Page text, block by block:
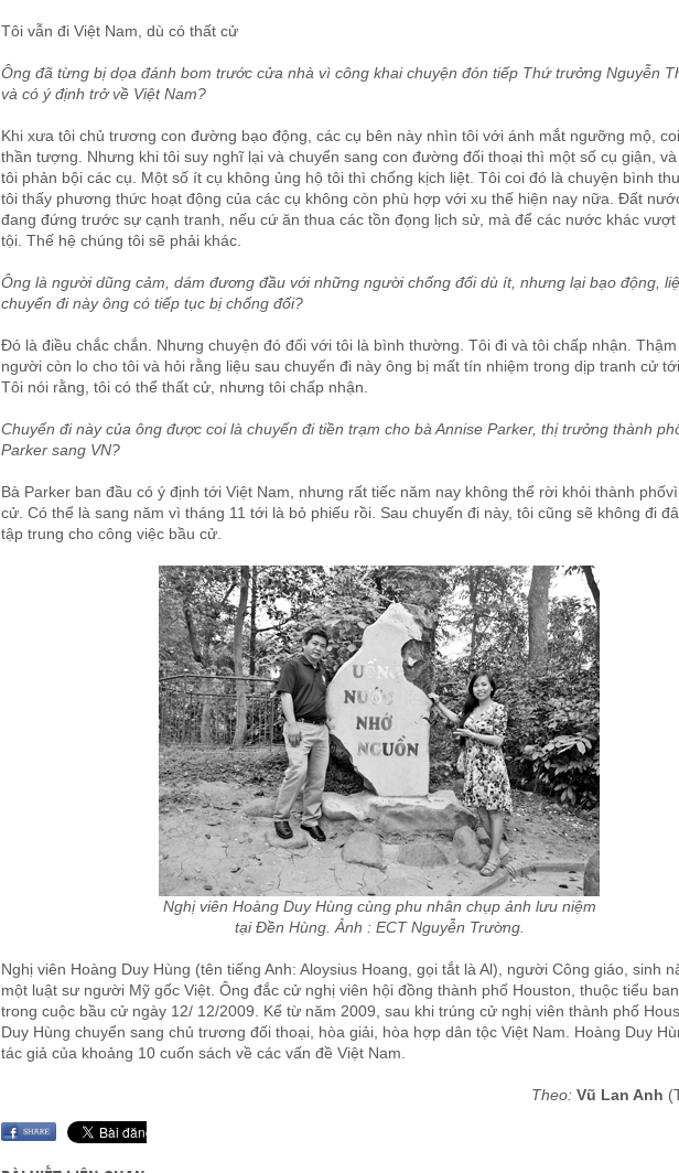
Tôi vẫn đi Việt Nam, dù có thất cử
Ông đã từng bị dọa đánh bom trước cửa nhà vì công khai chuyện đón tiếp Thứ trưởng Nguyễn
và có ý định trở về Việt Nam?
Khi xưa tôi chủ trương con đường bạo động, các cụ bên này nhìn tôi với ánh mắt ngưỡng mộ,
thần tượng. Nhưng khi tôi suy nghĩ lại và chuyển sang con đường đối thoại thì một số cụ giận,
tôi phản bội các cụ. Một số ít cụ không ủng hộ tôi thì chống kịch liệt. Tôi coi đó là chuyện bình
tôi thấy phương thức hoạt động của các cụ không còn phù hợp với xu thế hiện nay nữa. Đất
đang đứng trước sự cạnh tranh, nếu cứ ăn thua các tồn đọng lịch sử, mà để các nước khác vượt
tội. Thế hệ chúng tôi sẽ phải khác.
Ông là người dũng cảm, dám đương đầu với những người chống đối dù ít, nhưng lại bạo động,
chuyến đi này ông có tiếp tục bị chống đối?
Đó là điều chắc chắn. Nhưng chuyện đó đối với tôi là bình thường. Tôi đi và tôi chấp nhận.
người còn lo cho tôi và hỏi rằng liệu sau chuyến đi này ông bị mất tín nhiệm trong dịp tranh cử
Tôi nói rằng, tôi có thể thất cử, nhưng tôi chấp nhận.
Chuyến đi này của ông được coi là chuyến đi tiền trạm cho bà Annise Parker, thị trưởng thành
Parker sang VN?
Bà Parker ban đầu có ý định tới Việt Nam, nhưng rất tiếc năm nay không thể rời khỏi thành
cử. Có thể là sang năm vì tháng 11 tới là bỏ phiếu rồi. Sau chuyến đi này, tôi cũng sẽ không đi
tập trung cho công việc bầu cử.
Nghị viên Hoàng Duy Hùng cùng phu nhân chụp ảnh lưu niệm
tại Đền Hùng. Ảnh : ECT Nguyễn Trường.
Nghị viên Hoàng Duy Hùng (tên tiếng Anh: Aloysius Hoang, gọi tắt là Al), người Công giáo, sinh
một luật sư người Mỹ gốc Việt. Ông đắc cử nghị viên hội đồng thành phố Houston, thuộc tiểu
trong cuộc bầu cử ngày 12/ 12/2009. Kể từ năm 2009, sau khi trúng cử nghị viên thành phố
Duy Hùng chuyển sang chủ trương đối thoại, hòa giải, hòa hợp dân tộc Việt Nam. Hoàng Duy
tác giả của khoảng 10 cuốn sách về các vấn đề Việt Nam.
Theo: Vũ Lan Anh